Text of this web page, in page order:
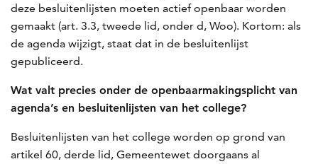
deze besluitenlijsten moeten actief openbaar worden
gemaakt (art. 3.3, tweede lid, onder d, Woo). Kortom: als
de agenda wijzigt, staat dat in de besluitenlijst
gepubliceerd.
Wat valt precies onder de openbaarmakingsplicht van
agenda’s en besluitenlijsten van het college?
Besluitenlijsten van het college worden op grond van
artikel 60, derde lid, Gemeentewet doorgaans al